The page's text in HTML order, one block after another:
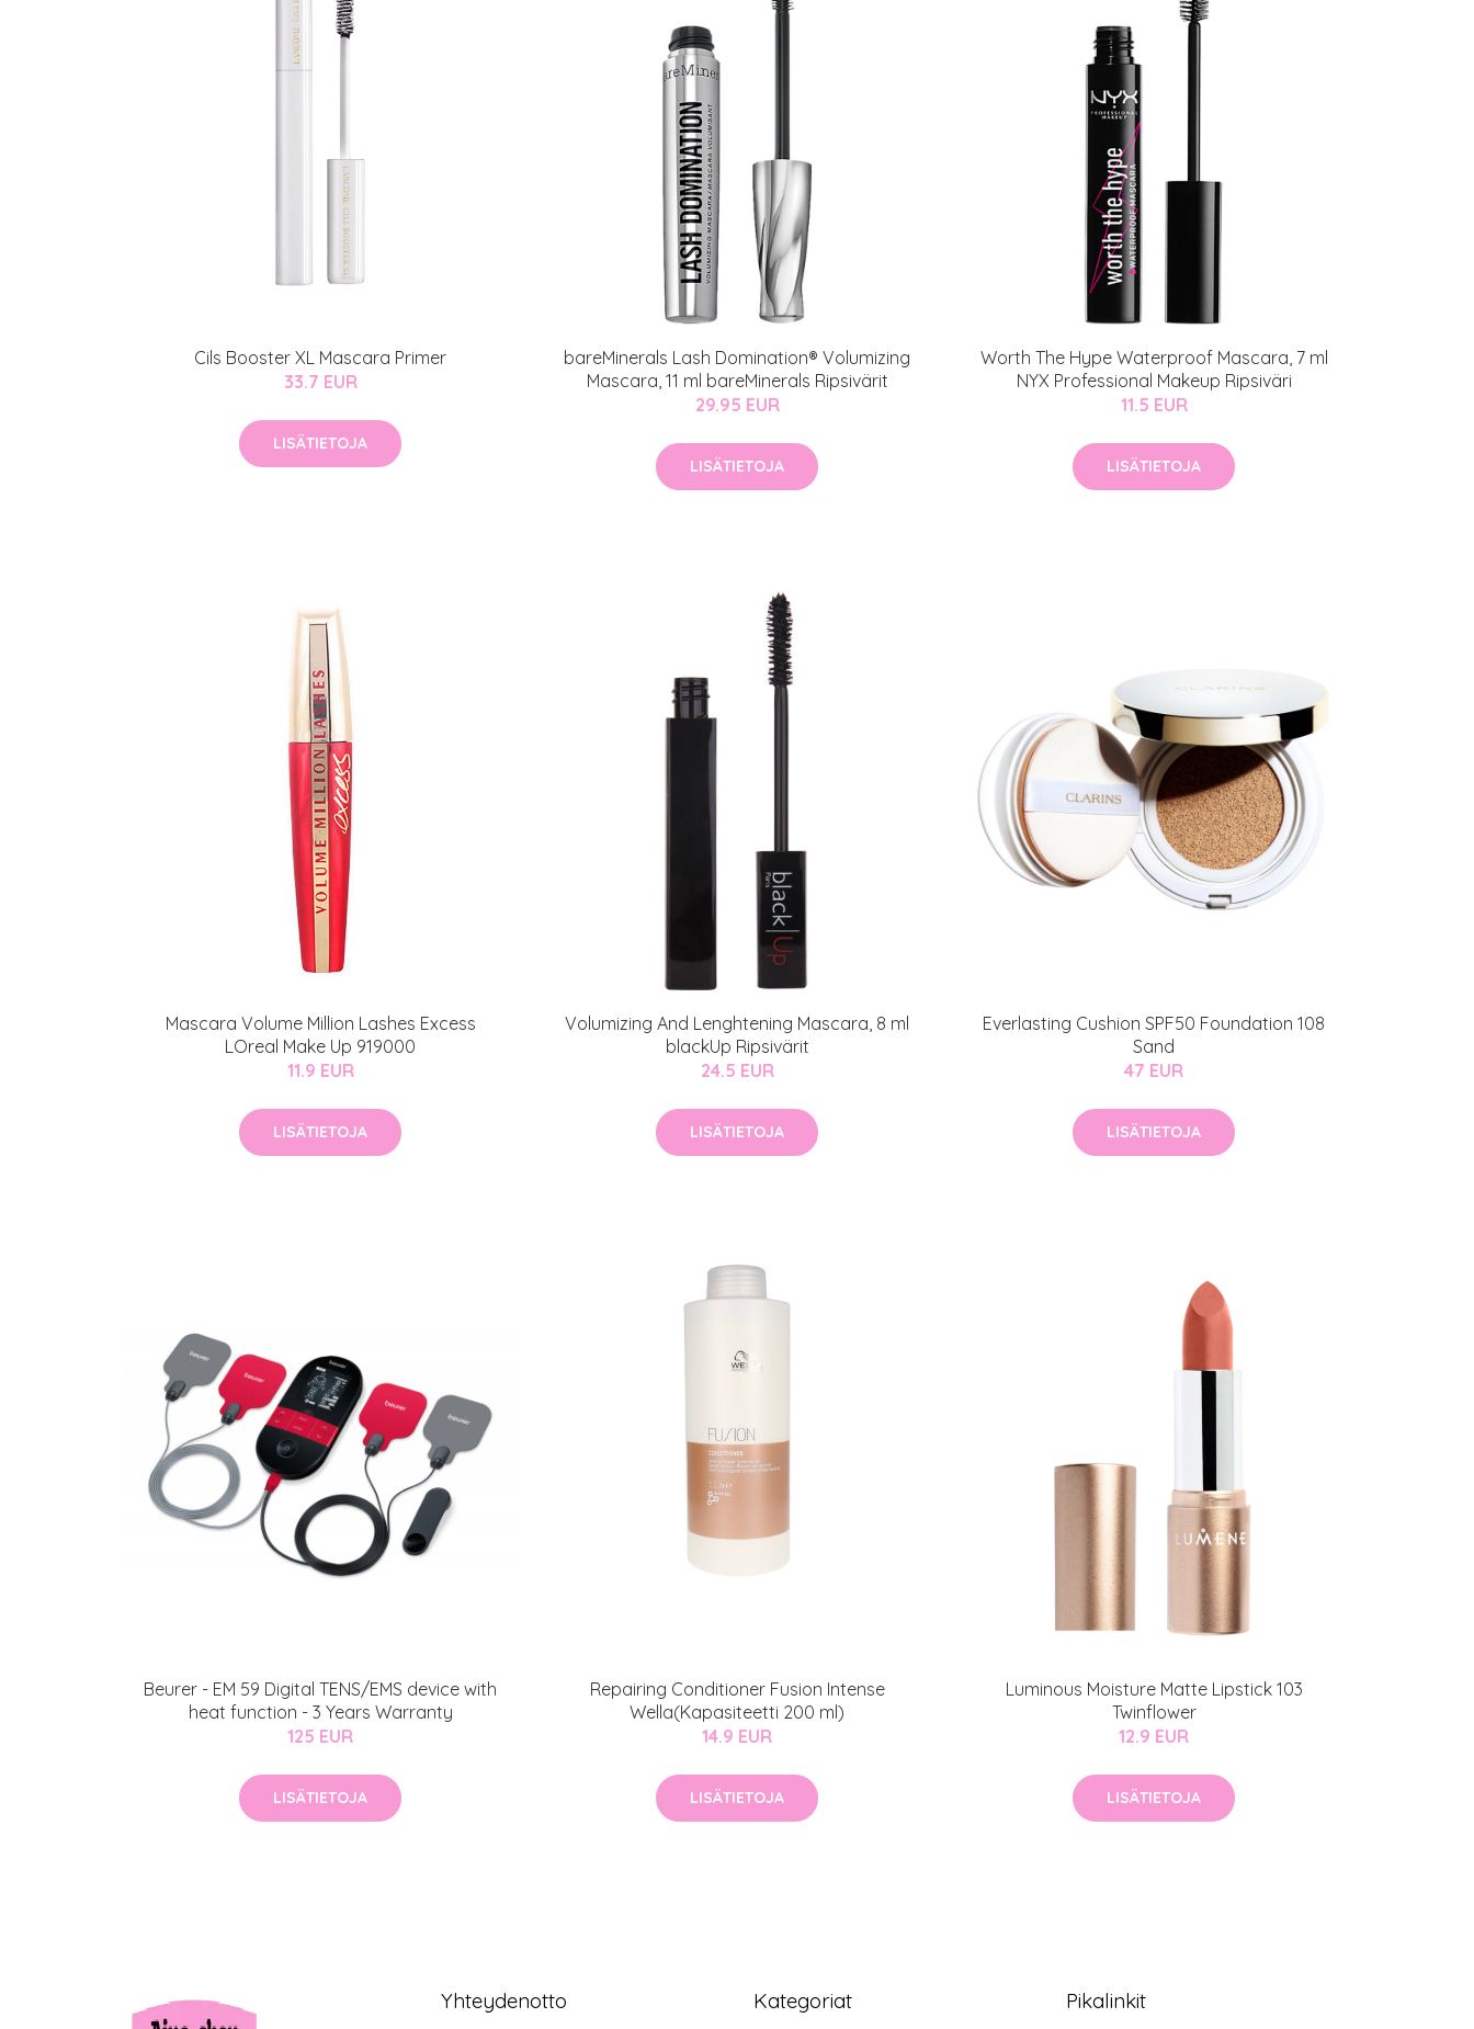
Cils Booster XL Mascara Primer
33.7 EUR
LISÄTIETOJA
bareMinerals Lash Domination® Volumizing
Mascara, 11 ml bareMinerals Ripsivärit
29.95 EUR
LISÄTIETOJA
Worth The Hype Waterproof Mascara, 7 ml
NYX Professional Makeup Ripsiväri
11.5 EUR
LISÄTIETOJA
Mascara Volume Million Lashes Excess
LOreal Make Up 919000
11.9 EUR
LISÄTIETOJA
Volumizing And Lenghtening Mascara, 8 ml
blackUp Ripsivärit
24.5 EUR
LISÄTIETOJA
Everlasting Cushion SPF50 Foundation 108
Sand
47 EUR
LISÄTIETOJA
Beurer - EM 59 Digital TENS/EMS device with
heat function - 3 Years Warranty
125 EUR
LISÄTIETOJA
Repairing Conditioner Fusion Intense
Wella(Kapasiteetti 200 ml)
14.9 EUR
LISÄTIETOJA
Luminous Moisture Matte Lipstick 103
Twinflower
12.9 EUR
LISÄTIETOJA
Yhteydenotto Kategoriat Pikalinkit
Erikoistarjous
Kaikki IdealofMeDin tuotteet -20 %!
Varaa konsultaatio
ja saat nyt myös -200 €
toimenpiteestä.